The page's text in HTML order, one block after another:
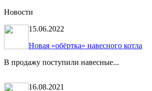
Новости
15.06.2022
Новая «обёртка» навесного котла
В продажу поступили навесные...
16.08.2021